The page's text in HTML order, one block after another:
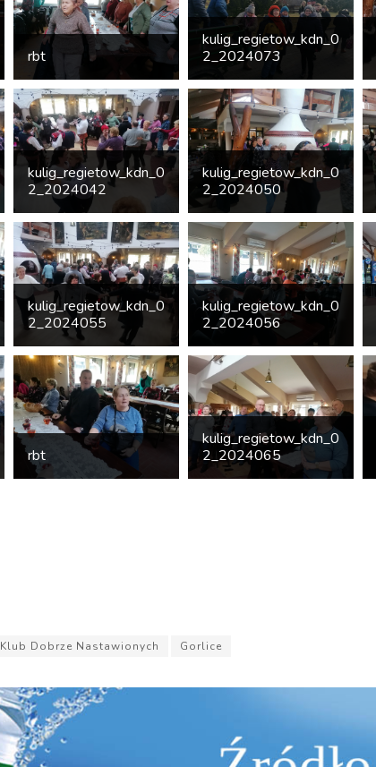
rbt
kulig_regietow_kdn_0
2_2024073
kulig_regietow_kdn_0
2_2024042
kulig_regietow_kdn_0
2_2024050
kulig_regietow_kdn_0
2_2024055
kulig_regietow_kdn_0
2_2024056
rbt
kulig_regietow_kdn_0
2_2024065
Klub Dobrze Nastawionych Gorlice